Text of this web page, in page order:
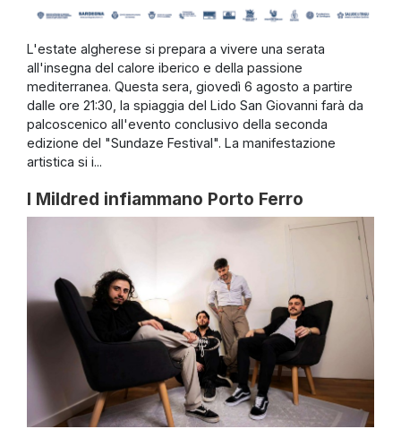
L'estate algherese si prepara a vivere una serata
all'insegna del calore iberico e della passione
mediterranea. Questa sera, giovedì 6 agosto a partire
dalle ore 21:30, la spiaggia del Lido San Giovanni farà da
palcoscenico all'evento conclusivo della seconda
edizione del "Sundaze Festival". La manifestazione
artistica si i...
I Mildred infiammano Porto Ferro